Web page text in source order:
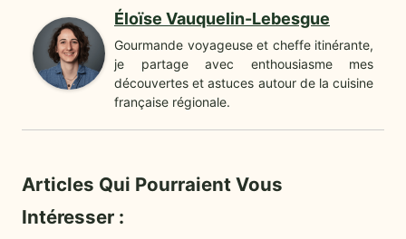
Éloïse Vauquelin-Lebesgue
Gourmande voyageuse et cheffe itinérante,
je partage avec enthousiasme mes
découvertes et astuces autour de la cuisine
française régionale.
Articles Qui Pourraient Vous
Intéresser :